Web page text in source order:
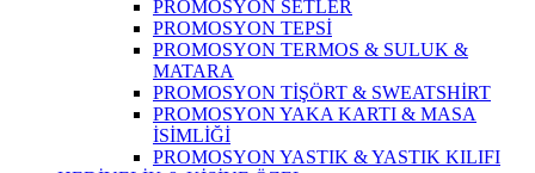
PROMOSYON SETLER
PROMOSYON TEPSİ
PROMOSYON TERMOS & SULUK &
MATARA
PROMOSYON TİŞÖRT & SWEATSHİRT
PROMOSYON YAKA KARTI & MASA
İSİMLİĞİ
PROMOSYON YASTIK & YASTIK KILIFI